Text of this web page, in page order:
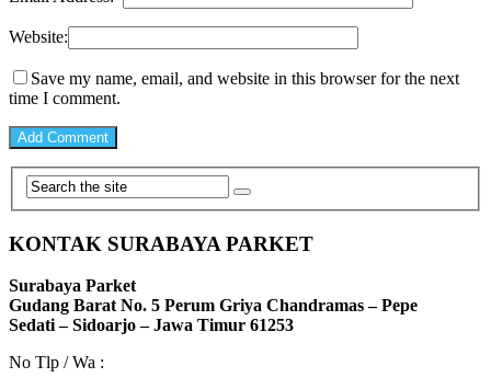
Website:
Save my name, email, and website in this browser for the next
time I comment.
KONTAK SURABAYA PARKET
Surabaya Parket
Gudang Barat No. 5 Perum Griya Chandramas – Pepe
Sedati – Sidoarjo – Jawa Timur 61253
No Tlp / Wa :